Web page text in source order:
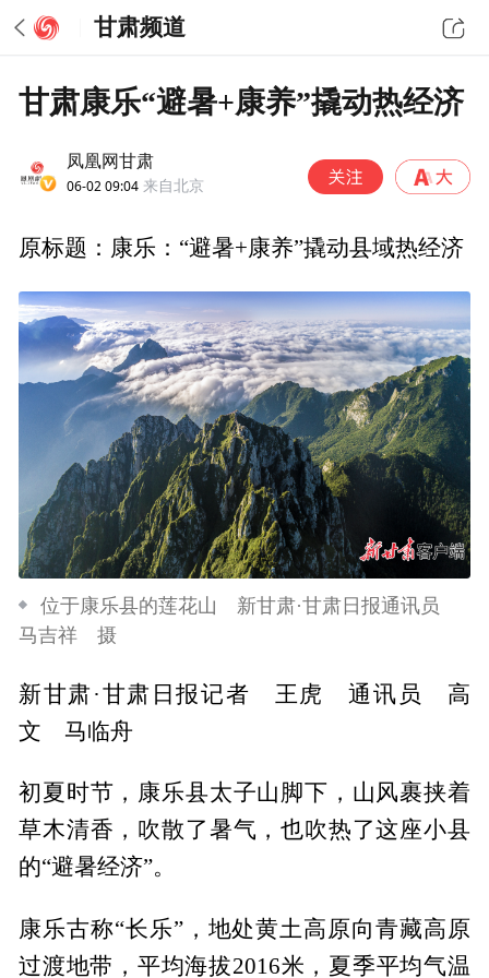
甘肃频道
甘肃康乐“避暑+康养”撬动热经济
凤凰网甘肃
06-02 09:04 来自北京
原标题：康乐：“避暑+康养”撬动县域热经济
位于康乐县的莲花山 新甘肃·甘肃日报通讯员
马吉祥 摄
新甘肃·甘肃日报记者 王虎 通讯员 高
文 马临舟
初夏时节，康乐县太子山脚下，山风裹挟着
草木清香，吹散了暑气，也吹热了这座小县
的“避暑经济”。
康乐古称“长乐”，地处黄土高原向青藏高原
过渡地带，平均海拔2016米，夏季平均气温